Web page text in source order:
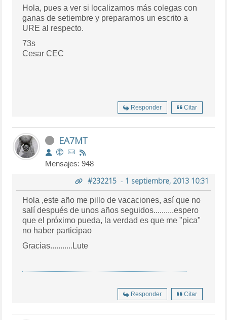
Hola, pues a ver si localizamos más colegas con
ganas de setiembre y preparamos un escrito a
URE al respecto.
73s
Cesar CEC
Responder Citar
EA7MT
Mensajes: 948
#232215- 1 septiembre, 2013 10:31
Hola ,este año me pillo de vacaciones, así que no
salí después de unos años seguidos..........espero
que el próximo pueda, la verdad es que me "pica"
no haber participao
Gracias...........Lute
Responder Citar